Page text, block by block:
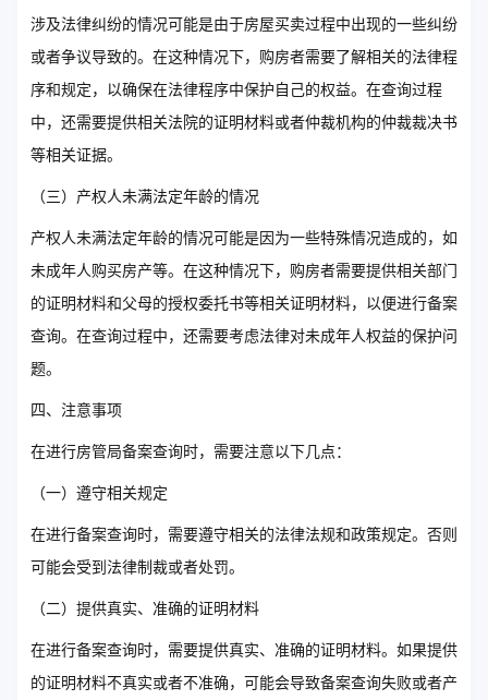
涉及法律纠纷的情况可能是由于房屋买卖过程中出现的一些纠纷
或者争议导致的。在这种情况下，购房者需要了解相关的法律程
序和规定，以确保在法律程序中保护自己的权益。在查询过程
中，还需要提供相关法院的证明材料或者仲裁机构的仲裁裁决书
等相关证据。
（三）产权人未满法定年龄的情况
产权人未满法定年龄的情况可能是因为一些特殊情况造成的，如
未成年人购买房产等。在这种情况下，购房者需要提供相关部门
的证明材料和父母的授权委托书等相关证明材料，以便进行备案
查询。在查询过程中，还需要考虑法律对未成年人权益的保护问
题。
四、注意事项
在进行房管局备案查询时，需要注意以下几点：
（一）遵守相关规定
在进行备案查询时，需要遵守相关的法律法规和政策规定。否则
可能会受到法律制裁或者处罚。
（二）提供真实、准确的证明材料
在进行备案查询时，需要提供真实、准确的证明材料。如果提供
的证明材料不真实或者不准确，可能会导致备案查询失败或者产